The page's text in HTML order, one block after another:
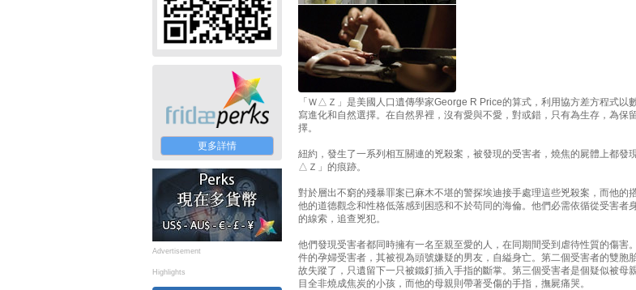
更多詳情
Advertisement
Highlights
「Ｗ△Ｚ」是美國人口遺傳學家George R Price的算式，利用協方差方程式以
寫進化和自然選擇。在自然界裡，沒有愛與不愛，對或錯，只有為生存，為保
擇。
紐約，發生了一系列相互關連的兇殺案，被發現的受害者，燒焦的屍體上都發
△Ｚ」的痕跡。
對於層出不窮的殘暴罪案已麻木不堪的警探埃迪接手處理這些兇殺案，而他的
他的道德觀念和性格低落感到困惑和不於苟同的海倫。他們必需依循從受害者
的線索，追查兇犯。
他們發現受害者都同時擁有一名至親至愛的人，在同期間受到虐待性質的傷害
件的孕婦受害者，其被視為頭號嫌疑的男友，自縊身亡。第二個受害者的雙胞
故失蹤了，只遺留下一只被鐵釘插入手指的斷掌。第三個受害者是個疑似被母
目全非燒成焦炭的小孩，而他的母親則帶著受傷的手指，撫屍痛哭。